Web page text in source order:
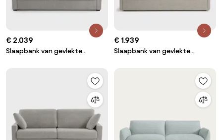
€ 2.039
Slaapbank van gevlekte
€ 1.939
Slaapbank van gevlekte